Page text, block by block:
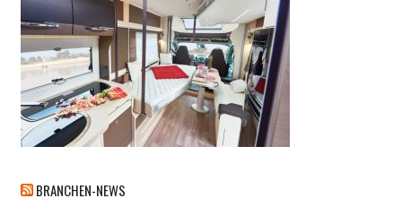
BRANCHEN-NEWS